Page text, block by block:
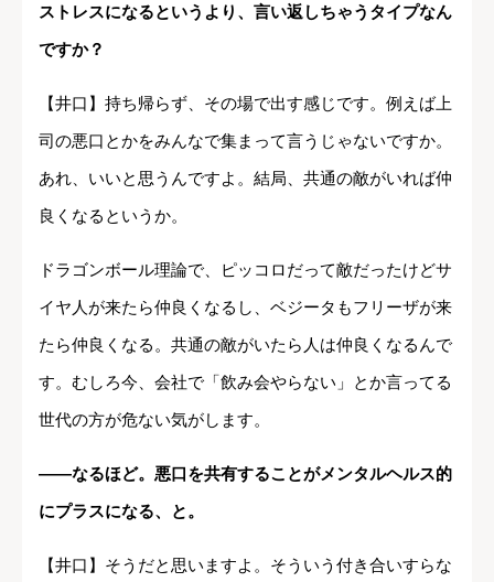
ストレスになるというより、言い返しちゃうタイプなん
ですか？
【井口】持ち帰らず、その場で出す感じです。例えば上
司の悪口とかをみんなで集まって言うじゃないですか。
あれ、いいと思うんですよ。結局、共通の敵がいれば仲
良くなるというか。
ドラゴンボール理論で、ピッコロだって敵だったけどサ
イヤ人が来たら仲良くなるし、ベジータもフリーザが来
たら仲良くなる。共通の敵がいたら人は仲良くなるんで
す。むしろ今、会社で「飲み会やらない」とか言ってる
世代の方が危ない気がします。
――なるほど。悪口を共有することがメンタルヘルス的
にプラスになる、と。
【井口】そうだと思いますよ。そういう付き合いすらな